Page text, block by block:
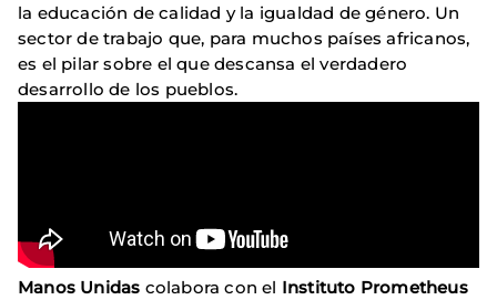
la educación de calidad y la igualdad de género. Un
sector de trabajo que, para muchos países africanos,
es el pilar sobre el que descansa el verdadero
desarrollo de los pueblos.
Manos Unidas colabora con el Instituto Prometheus